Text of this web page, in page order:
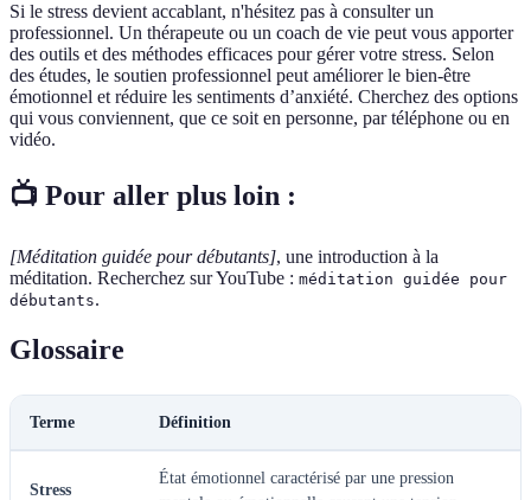
Si le stress devient accablant, n'hésitez pas à consulter un
professionnel. Un thérapeute ou un coach de vie peut vous apporter
des outils et des méthodes efficaces pour gérer votre stress. Selon
des études, le soutien professionnel peut améliorer le bien-être
émotionnel et réduire les sentiments d’anxiété. Cherchez des options
qui vous conviennent, que ce soit en personne, par téléphone ou en
vidéo.
📺 Pour aller plus loin :
[Méditation guidée pour débutants], une introduction à la
méditation. Recherchez sur YouTube : méditation guidée pour
débutants.
Glossaire
Terme Définition
Stress
État émotionnel caractérisé par une pression